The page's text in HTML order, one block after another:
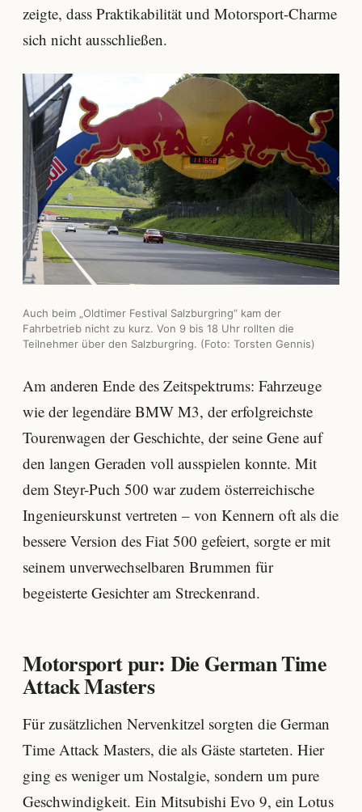
zeigte, dass Praktikabilität und Motorsport-Charme
sich nicht ausschließen.
Auch beim „Oldtimer Festival Salzburgring“ kam der
Fahrbetrieb nicht zu kurz. Von 9 bis 18 Uhr rollten die
Teilnehmer über den Salzburgring. (Foto: Torsten Gennis)
Am anderen Ende des Zeitspektrums: Fahrzeuge
wie der legendäre BMW M3, der erfolgreichste
Tourenwagen der Geschichte, der seine Gene auf
den langen Geraden voll ausspielen konnte. Mit
dem Steyr-Puch 500 war zudem österreichische
Ingenieurskunst vertreten – von Kennern oft als die
bessere Version des Fiat 500 gefeiert, sorgte er mit
seinem unverwechselbaren Brummen für
begeisterte Gesichter am Streckenrand.
Motorsport pur: Die German Time
Attack Masters
Für zusätzlichen Nervenkitzel sorgten die German
Time Attack Masters, die als Gäste starteten. Hier
ging es weniger um Nostalgie, sondern um pure
Geschwindigkeit. Ein Mitsubishi Evo 9, ein Lotus